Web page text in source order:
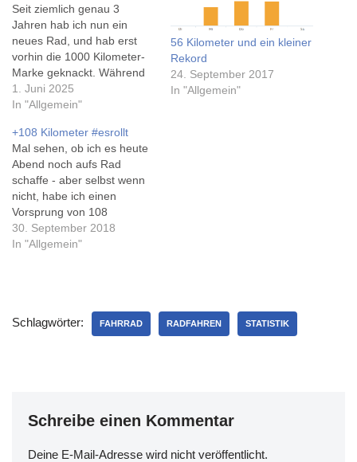
Seit ziemlich genau 3
Jahren hab ich nun ein
neues Rad, und hab erst
vorhin die 1000 Kilometer-
Marke geknackt. Während
es 2022 noch knapp 700
Kilometer (auf dem neuen
waren, hab ich 2023 und
2024 bedingt durch einige
Krankenhausaufenthalte
jeweils nichtmal 100
Kilometer geschafft... 2025
hat schon…
1. Juni 2025
In "Allgemein"
56 Kilometer und ein kleiner
Rekord
24. September 2017
In "Allgemein"
+108 Kilometer #esrollt
Mal sehen, ob ich es heute
Abend noch aufs Rad
schaffe - aber selbst wenn
nicht, habe ich einen
Vorsprung von 108
Kilometern im Vergleich
zum Vorjahr. Und damit
30. September 2018
In "Allgemein"
Schlagwörter: FAHRRAD RADFAHREN STATISTIK
Schreibe einen Kommentar
Deine E-Mail-Adresse wird nicht veröffentlicht.